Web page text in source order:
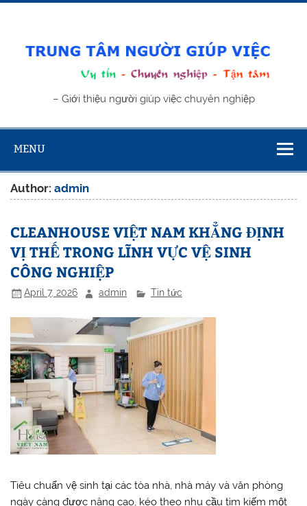
Skip
Trung tâm
– Giới thiệu người giúp việc chuyên nghiệp
MENU
Author:admin
CLEANHOUSE VIỆT NAM KHẲNG ĐỊNH
VỊ THẾ TRONG LĨNH VỰC VỆ SINH
CÔNG NGHIỆP
April 7, 2026 admin Tin tức
Tiêu chuẩn vệ sinh tại các tòa nhà, nhà máy và văn phòng
ngày càng được nâng cao, kéo theo nhu cầu tìm kiếm một